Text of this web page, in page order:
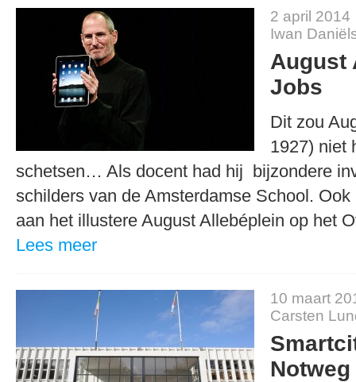
2 april 2014
Iwan
August
Jobs
Dit zou
1927) niet
schetsen… Als docent had hij bijzondere
schilders van de Amsterdamse School.
aan het illustere August Allebéplein op het
Lees meer
10 maart
Carsten
Notweg